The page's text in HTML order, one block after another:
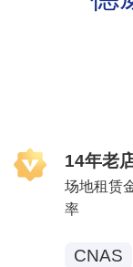
14年老
场地租赁
率
CNAS